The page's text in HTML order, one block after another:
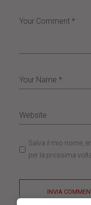
Salva il mio nome,
per la prossima
INVIA